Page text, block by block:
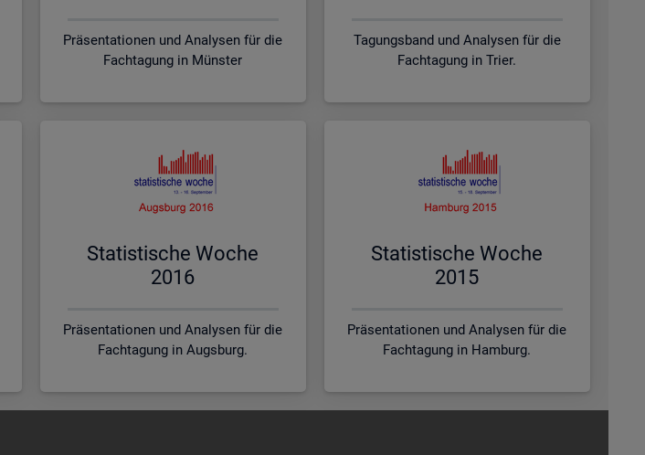
Präsentationen und Analysen für die
Fachtagung in Münster
Tagungsband und Analysen für die
Fachtagung in Trier.
Sta­tis­ti­sche Woche
2016
Präsentationen und Analysen für die
Fachtagung in Augsburg.
Sta­tis­ti­sche Woche
2015
Präsentationen und Analysen für die
Fachtagung in Hamburg.